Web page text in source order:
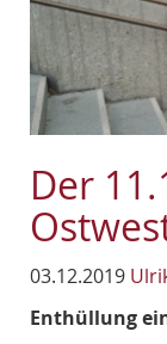
Der
03.12.2019
Enthüllung